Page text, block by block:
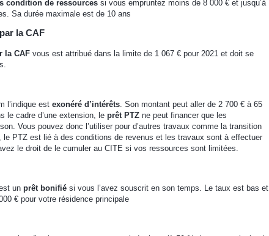
condition de ressources si vous empruntez moins de 8 000 € et jusqu’à
Sa durée maximale est de 10 ans
la CAF
la CAF vous est attribué dans la limite de 1 067 € pour 2021 et doit se
l’indique est exonéré d’intérêts. Son montant peut aller de 2 700 € à 65
le cadre d’une extension, le prêt PTZ ne peut financer que les
Vous pouvez donc l’utiliser pour d’autres travaux comme la transition
le PTZ est lié à des conditions de revenus et les travaux sont à effectuer
le droit de le cumuler au CITE si vos ressources sont limitées.
un prêt bonifié si vous l’avez souscrit en son temps. Le taux est bas et
€ pour votre résidence principale